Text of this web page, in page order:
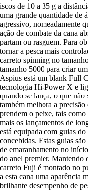
iscos de 10 a 35 g a
uma grande quantidade de
agressivo, nomeadamente
ação de combate da cana
partam ou rasguem. Para
tornar a pesca mais
carreto spinning no
tamanho 5000 para criar
Aspius está um blank Full
tecnologia Hi-Power X e
quando se lança, o que não
também melhora a precisão
prendem o peixe, tais como
mais os lançamentos de
está equipada com guias
concebidas. Estas guias
de emaranhamento no
do anel premier. Mantendo
carreto Fuji é montado no
a esta cana uma aparência
brilhante desempenho de